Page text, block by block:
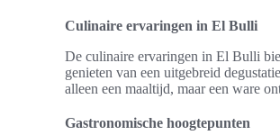
Culinaire ervaringen in El Bulli
De culinaire ervaringen in El Bulli
genieten van een uitgebreid
alleen een maaltijd, maar een ware
Gastronomische hoogtepunten